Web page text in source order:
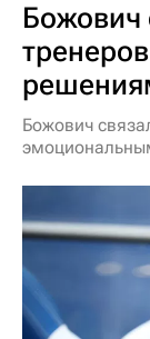
Божович
Божович